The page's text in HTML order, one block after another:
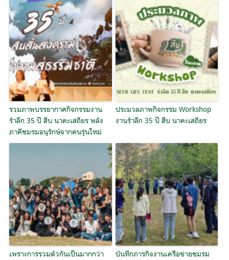
รวมภาพบรรยากาศกิจกรรมงาน
รำลึก 35 ปี สืบ นาคะเสถียร พลัง
ภาคีชมรมอนุรักษ์จากคนรุ่นใหม่
ประมวลภาพกิจกรรม Workshop
งานรำลึก 35 ปี สืบ นาคะเสถียร
เพราะการรวมตัวกันเป็นมากกว่า
บันทึกภารกิจงานเครือข่ายชมรม